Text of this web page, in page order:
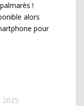
!
alors
pour
2025